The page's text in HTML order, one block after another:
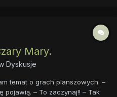
Mary.
Dyskusje
temat o grach planszowych. –
pojawią. – To zaczynaj!! – Tak